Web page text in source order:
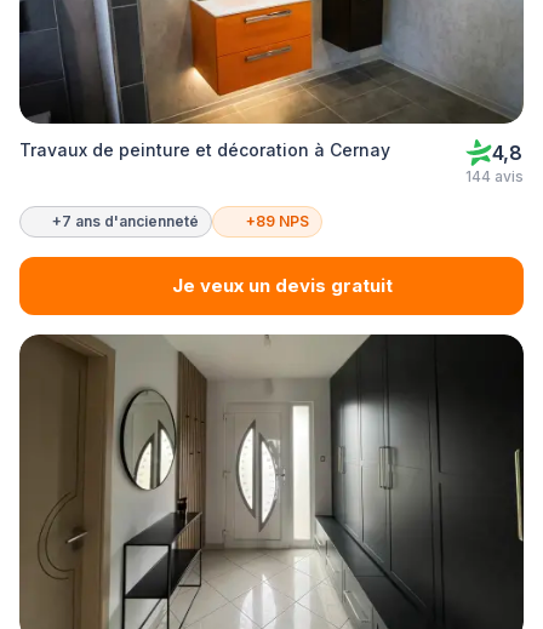
Travaux de peinture et décoration à Cernay 4,8
144 avis
+7 ans d'ancienneté +89 NPS
Je veux un devis gratuit